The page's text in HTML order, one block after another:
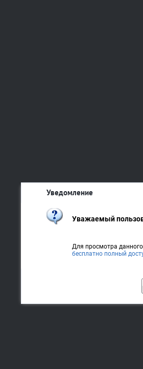
Уведомление
Уважаемый
Для просмотра
бесплатно полный